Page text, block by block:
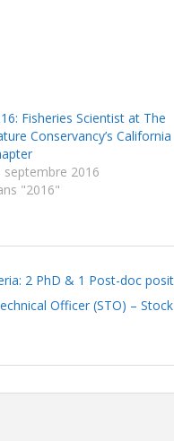
Fisheries Scientist at The
Conservancy’s California
septembre 2016
"2016"
2 PhD & 1 Post-doc
Officer (STO) –